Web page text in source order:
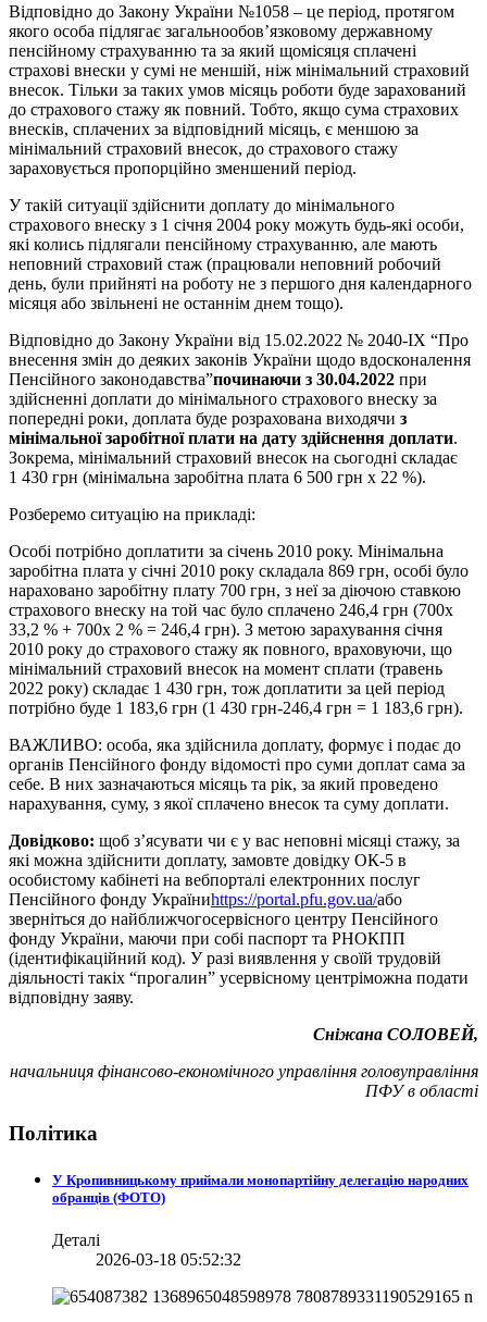
Відповідно до Закону України №1058 – це період, протягом
якого особа підлягає загальнообов’язковому державному
пенсійному страхуванню та за який щомісяця сплачені
страхові внески у сумі не меншій, ніж мінімальний страховий
внесок. Тільки за таких умов місяць роботи буде зарахований
до страхового стажу як повний. Тобто, якщо сума страхових
внесків, сплачених за відповідний місяць, є меншою за
мінімальний страховий внесок, до страхового стажу
зараховується пропорційно зменшений період.
У такій ситуації здійснити доплату до мінімального
страхового внеску з 1 січня 2004 року можуть будь-які особи,
які колись підлягали пенсійному страхуванню, але мають
неповний страховий стаж (працювали неповний робочий
день, були прийняті на роботу не з першого дня календарного
місяця або звільнені не останнім днем тощо).
Відповідно до Закону України від 15.02.2022 № 2040-IX “Про
внесення змін до деяких законів України щодо вдосконалення
Пенсійного законодавства”починаючи з 30.04.2022 при
здійсненні доплати до мінімального страхового внеску за
попередні роки, доплата буде розрахована виходячи з
мінімальної заробітної плати на дату здійснення доплати.
Зокрема, мінімальний страховий внесок на сьогодні складає
1 430 грн (мінімальна заробітна плата 6 500 грн х 22 %).
Розберемо ситуацію на прикладі:
Особі потрібно доплатити за січень 2010 року. Мінімальна
заробітна плата у січні 2010 року складала 869 грн, особі було
нараховано заробітну плату 700 грн, з неї за діючою ставкою
страхового внеску на той час було сплачено 246,4 грн (700х
33,2 % + 700х 2 % = 246,4 грн). З метою зарахування січня
2010 року до страхового стажу як повного, враховуючи, що
мінімальний страховий внесок на момент сплати (травень
2022 року) складає 1 430 грн, тож доплатити за цей період
потрібно буде 1 183,6 грн (1 430 грн-246,4 грн = 1 183,6 грн).
ВАЖЛИВО: особа, яка здійснила доплату, формує і подає до
органів Пенсійного фонду відомості про суми доплат сама за
себе. В них зазначаються місяць та рік, за який проведено
нарахування, суму, з якої сплачено внесок та суму доплати.
Довідково: щоб з’ясувати чи є у вас неповні місяці стажу, за
які можна здійснити доплату, замовте довідку ОК-5 в
особистому кабінеті на вебпорталі електронних послуг
Пенсійного фонду Україниhttps://portal.pfu.gov.ua/або
зверніться до найближчогосервісного центру Пенсійного
фонду України, маючи при собі паспорт та РНОКПП
(ідентифікаційний код). У разі виявлення у своїй трудовій
діяльності такіх “прогалин” усервісному центріможна подати
відповідну заяву.
Сніжана СОЛОВЕЙ,
начальниця фінансово-економічного управління головуправління
ПФУ в області
Політика
У Кропивницькому приймали монопартійну делегацію народних
обранців (ФОТО)
Деталі
2026-03-18 05:52:32